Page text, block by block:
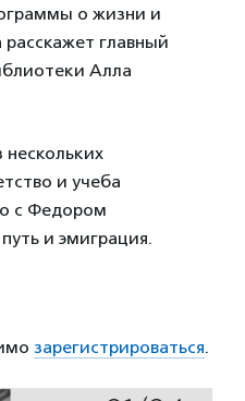
о жизни и
главный
Алла
и учеба
с Федором
и эмиграция.
зарегистрироваться.